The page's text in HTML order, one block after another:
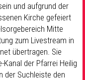
und aufgrund der
Kirche gefeiert
Mitte
zum Livestream in
übertragen. Sie
der Pfarrei Heilig
der Suchleiste den